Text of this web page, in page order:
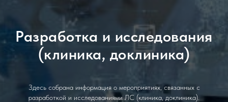
Разработка и исследования
(клиника, доклиника)
Здесь собрана информация о мероприятиях, связанных с
разработкой и исследованиями ЛС (клиника, доклиника).